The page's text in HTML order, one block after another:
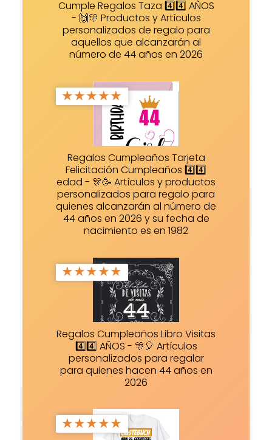
Cumple Regalos Taza 4️⃣4️⃣ AÑOS
- 🙌🎊 Productos y Artículos
personalizados de regalo para
aquellos que alcanzarán al
número de 44 años en 2026
★★★★★
Regalos Cumpleaños Tarjeta
Felicitación Cumpleaños 4️⃣4️⃣
edad - 🎊🥳 Artículos y productos
personalizados para regalo para
quienes alcanzarán al número de
44 años en 2026 y su fecha de
nacimiento es en 1982
★★★★★
Regalos Cumpleaños Libro Visitas
4️⃣4️⃣ AÑOS - 🎊🎈 Artículos
personalizados para regalar
para quienes hacen 44 años en
2026
★★★★★